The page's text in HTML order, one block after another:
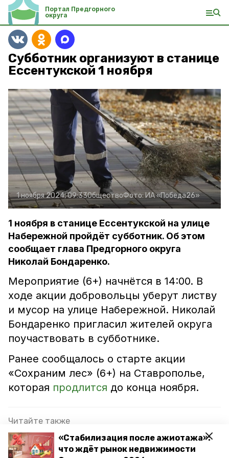
«Стабилизация после ажиотажа»:
что ждёт рынок недвижимости
Портал Предгорного
округа
Субботник организуют в станице
Ессентукской 1 ноября
1 ноября 2024, 09:33ОбществоФото:ИА «Победа26»
1 ноября в станице Ессентукской на улице
Набережной пройдёт субботник. Об этом
сообщает глава Предгорного округа
Николай Бондаренко.
Мероприятие (6+) начнётся в 14:00. В
ходе акции добровольцы уберут листву
и мусор на улице Набережной. Николай
Бондаренко пригласил жителей округа
поучаствовать в субботнике.
Ранее сообщалось о старте акции
«Сохраним лес» (6+) на Ставрополье,
которая продлится до конца ноября.
Читайте также
День народного единства отметят в Предгорье
выставками и патриотическими акциями